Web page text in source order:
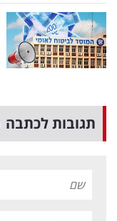
תגובות לכתבה